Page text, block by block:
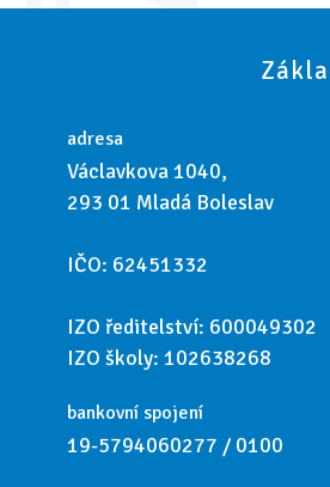
adresa
Václavkova 1040,
293 01 Mladá Boleslav
IČO: 62451332
IZO ředitelství: 600049302
IZO školy: 102638268
bankovní spojení
19-5794060277 / 0100